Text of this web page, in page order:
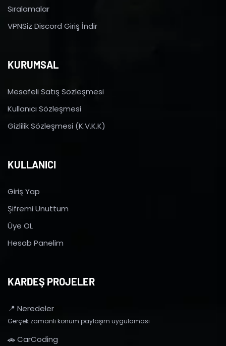
Sıralamalar
VPNSiz Discord Giriş İndir
KURUMSAL
Mesafeli Satış Sözleşmesi
Kullanıcı Sözleşmesi
Gizlilik Sözleşmesi (K.V.K.K)
KULLANICI
Giriş Yap
Şifremi Unuttum
Üye OL
Hesab Panelim
KARDEŞ PROJELER
📍 Neredeler
Gerçek zamanlı konum paylaşım uygulaması
🚗 CarCoding